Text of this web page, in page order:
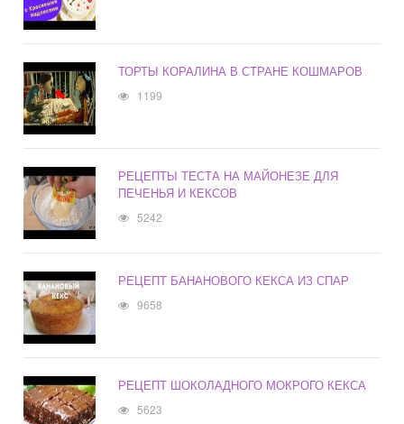
ТОРТЫ КОРАЛИНА В СТРАНЕ КОШМАРОВ
1199
РЕЦЕПТЫ ТЕСТА НА МАЙОНЕЗЕ ДЛЯ
ПЕЧЕНЬЯ И КЕКСОВ
5242
РЕЦЕПТ БАНАНОВОГО КЕКСА ИЗ СПАР
9658
РЕЦЕПТ ШОКОЛАДНОГО МОКРОГО КЕКСА
5623